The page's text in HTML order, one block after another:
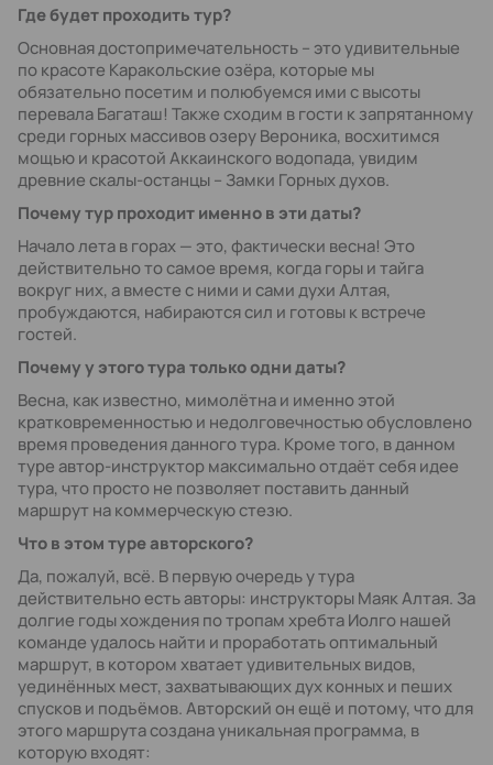
Где будет проходить тур?
Основная достопримечательность – это удивительные
по красоте Каракольские озёра, которые мы
обязательно посетим и полюбуемся ими с высоты
перевала Багаташ! Также сходим в гости к запрятанному
среди горных массивов озеру Вероника, восхитимся
мощью и красотой Аккаинского водопада, увидим
древние скалы-останцы – Замки Горных духов.
Почему тур проходит именно в эти даты?
Начало лета в горах — это, фактически весна! Это
действительно то самое время, когда горы и тайга
вокруг них, а вместе с ними и сами духи Алтая,
пробуждаются, набираются сил и готовы к встрече
гостей.
Почему у этого тура только одни даты?
Весна, как известно, мимолётна и именно этой
кратковременностью и недолговечностью обусловлено
время проведения данного тура. Кроме того, в данном
туре автор-инструктор максимально отдаёт себя идее
тура, что просто не позволяет поставить данный
маршрут на коммерческую стезю.
Что в этом туре авторского?
Да, пожалуй, всё. В первую очередь у тура
действительно есть авторы: инструкторы Маяк Алтая. За
долгие годы хождения по тропам хребта Иолго нашей
команде удалось найти и проработать оптимальный
маршрут, в котором хватает удивительных видов,
уединённых мест, захватывающих дух конных и пеших
спусков и подъёмов. Авторский он ещё и потому, что для
этого маршрута создана уникальная программа, в
которую входят: